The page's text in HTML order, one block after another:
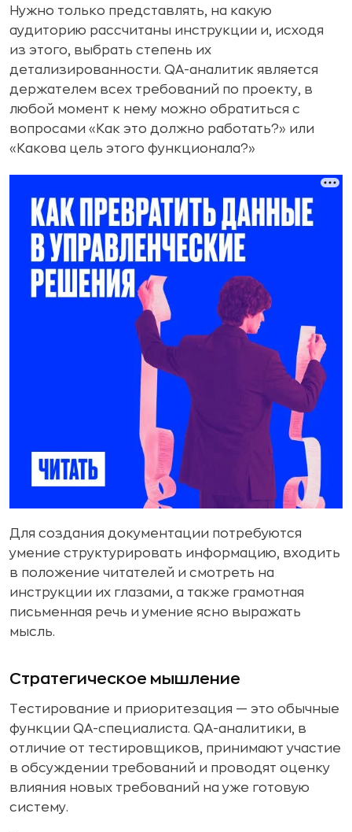
Нужно только представлять, на какую
аудиторию рассчитаны инструкции и, исходя
из этого, выбрать степень их
детализированности. QA-аналитик является
держателем всех требований по проекту, в
любой момент к нему можно обратиться с
вопросами «Как это должно работать?» или
«Какова цель этого функционала?»
Для создания документации потребуются
умение структурировать информацию, входить
в положение читателей и смотреть на
инструкции их глазами, а также грамотная
письменная речь и умение ясно выражать
мысль.
Стратегическое мышление
Тестирование и приоритезация — это обычные
функции QA-специалиста. QA-аналитики, в
отличие от тестировщиков, принимают участие
в обсуждении требований и проводят оценку
влияния новых требований на уже готовую
систему.